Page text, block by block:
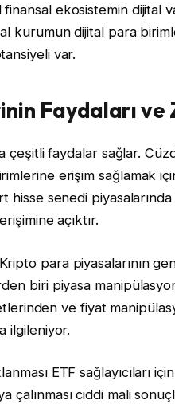
finansal ekosistemin dijital
kurumun dijital para
var.
Faydaları ve
çeşitli faydalar sağlar.
erişim sağlamak
hisse senedi
açıktır.
para piyasalarının
biri piyasa
ve fiyat
ilgileniyor.
ETF sağlayıcıları
çalınması ciddi mali